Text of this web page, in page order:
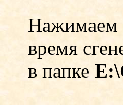
Нажимаем
время
в папкеE